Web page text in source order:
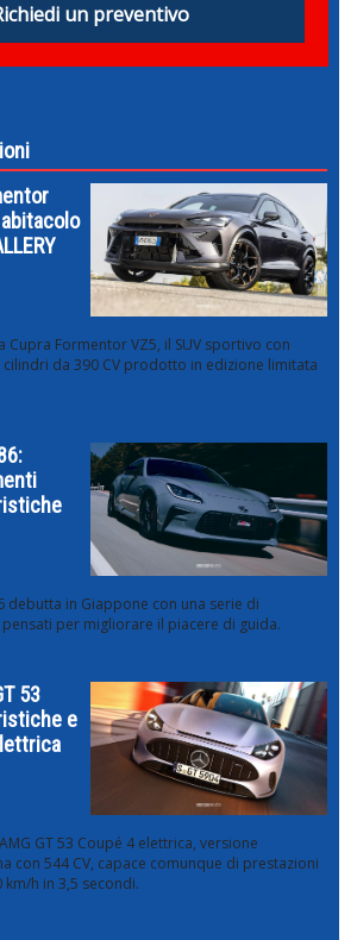
un preventivo
Cupra Formentor VZ5, il SUV sportivo con
cilindri da 390 CV prodotto in edizione limitata
debutta in Giappone con una serie di
per migliorare il piacere di guida.
53
e
GT 53 Coupé 4 elettrica, versione
con 544 CV, capace comunque di prestazioni
h in 3,5 secondi.